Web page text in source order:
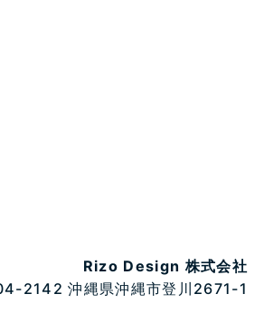
Rizo Design 株式会社
2142 沖縄県沖縄市登川2671-1